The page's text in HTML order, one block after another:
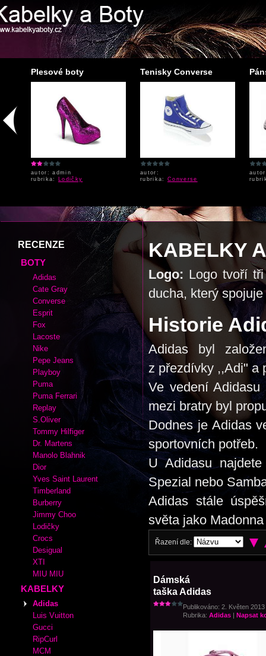
Plesové boty
autor: admin
rubrika: Lodičky
Tenisky Converse
autor:
rubrika: Converse
KABELKY
Logo: Logo tvoří
ducha, který
Historie
Adidas byl
z přezdívky ,,Adi" a
Ve vedení
mezi bratry byl
Dodnes je Adidas
sportovních potřeb.
U Adidasu
Spezial nebo
Adidas stále
světa jako
Řazení dle:
Dámská
taška Adidas
Publikováno: 2. Květen 2013
Rubrika: Adidas | Napsat
RECENZE
BOTY
Adidas
Cate Gray
Converse
Esprit
Fox
Lacoste
Nike
Pepe Jeans
Playboy
Puma
Puma Ferrari
Replay
S.Oliver
Tommy Hilfiger
Dr. Martens
Manolo Blahnik
Dior
Yves Saint Laurent
Timberland
Burberry
Jimmy Choo
Lodičky
Crocs
Desigual
XTI
MIU MIU
KABELKY
Adidas
Luis Vuitton
Gucci
RipCurl
MCM